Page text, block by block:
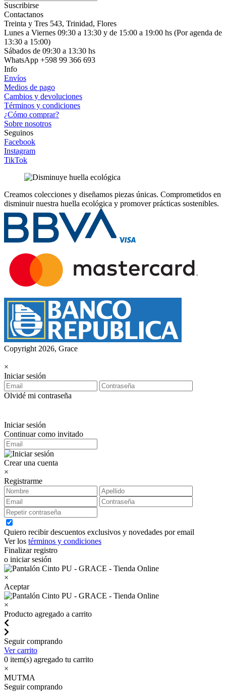
Suscribirse
Contactanos
Treinta y Tres 543, Trinidad, Flores
Lunes a Viernes 09:30 a 13:30 y de 15:00 a 19:00 hs (Por agenda de
13:30 a 15:00)
Sábados de 09:30 a 13:30 hs
WhatsApp +598 99 366 693
Info
Envíos
Medios de pago
Cambios y devoluciones
Términos y condiciones
¿Cómo comprar?
Sobre nosotros
Seguinos
Facebook
Instagram
TikTok
Creamos colecciones y diseñamos piezas únicas. Comprometidos en
disminuir nuestra huella ecológica y promover prácticas sostenibles.
Copyright 2026, Grace
×
Iniciar sesión
Olvidé mi contraseña
Iniciar sesión
Continuar como invitado
Crear una cuenta
×
Registrarme
Quiero recibir descuentos exclusivos y novedades por email
Ver los términos y condiciones
Finalizar registro
o iniciar sesión
×
Aceptar
×
Producto agregado a carrito
Seguir comprando
Ver carrito
0 item(s) agregado tu carrito
×
MUTMA
Seguir comprando